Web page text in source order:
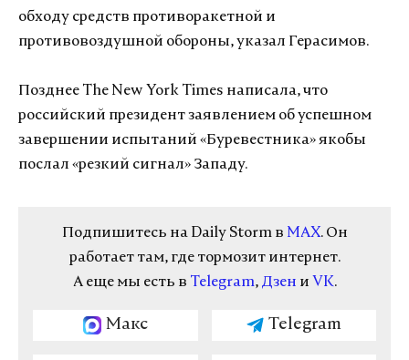
обходу средств противоракетной и
противовоздушной обороны, указал Герасимов.
Позднее The New York Times написала, что
российский президент заявлением об успешном
завершении испытаний «Буревестника» якобы
послал «резкий сигнал» Западу.
Подпишитесь на Daily Storm в MAX. Он
работает там, где тормозит интернет.
А еще мы есть в Telegram, Дзен и VK.
Макс Telegram